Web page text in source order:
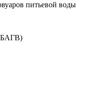
питьевой воды